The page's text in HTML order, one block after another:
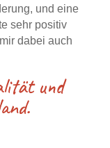
und eine
sehr positiv
dabei auch
und